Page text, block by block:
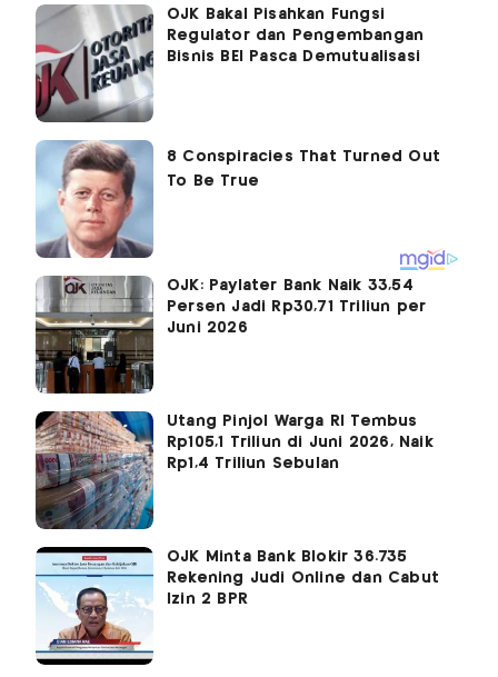
OJK Bakal Pisahkan Fungsi
Regulator dan Pengembangan
Bisnis BEI Pasca Demutualisasi
OJK: Paylater Bank Naik 33,54
Persen Jadi Rp30,71 Triliun per
Juni 2026
Utang Pinjol Warga RI Tembus
Rp105,1 Triliun di Juni 2026, Naik
Rp1,4 Triliun Sebulan
OJK Minta Bank Blokir 36.735
Rekening Judi Online dan Cabut
Izin 2 BPR